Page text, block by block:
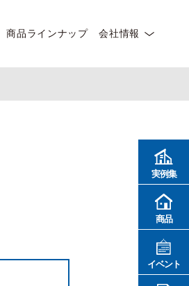
商品ラインナップ 会社情報
実例集
商品
イベント